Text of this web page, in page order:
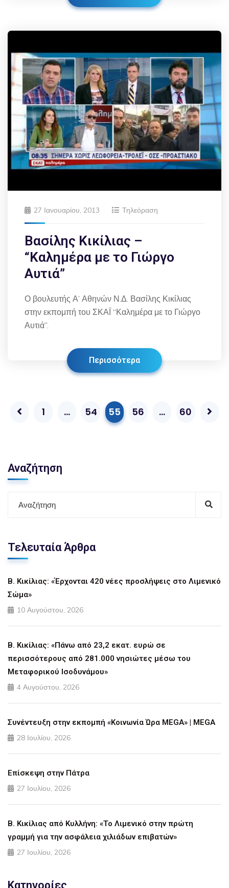
27 Ιανουαρίου, 2013 Τηλεόραση
Βασίλης Κικίλιας –
“Καλημέρα με το Γιώργο
Αυτιά”
Ο βουλευτής Α’ Αθηνών Ν.Δ. Βασίλης Κικίλιας
στην εκπομπή του ΣΚΑΪ “Καλημέρα με το Γιώργο
Αυτιά”.
Περισσότερα
1 … 54 55 56 … 60
Αναζήτηση
Τελευταία Άρθρα
Β. Κικίλιας: «Έρχονται 420 νέες προσλήψεις στο Λιμενικό
Σώμα»
10 Αυγούστου, 2026
Β. Κικίλιας: «Πάνω από 23,2 εκατ. ευρώ σε
περισσότερους από 281.000 νησιώτες μέσω του
Μεταφορικού Ισοδυνάμου»
4 Αυγούστου, 2026
Συνέντευξη στην εκπομπή «Κοινωνία Ώρα MEGA» | MEGA
28 Ιουλίου, 2026
Επίσκεψη στην Πάτρα
27 Ιουλίου, 2026
Β. Κικίλιας από Κυλλήνη: «Το Λιμενικό στην πρώτη
γραμμή για την ασφάλεια χιλιάδων επιβατών»
27 Ιουλίου, 2026
Κατηγορίες